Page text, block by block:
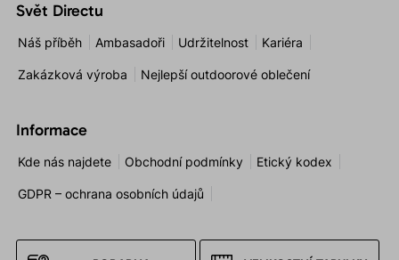
Svět Directu
Náš příběh Ambasadoři Udržitelnost Kariéra
Zakázková výroba Nejlepší outdoorové oblečení
Informace
Kde nás najdete Obchodní podmínky Etický kodex
GDPR – ochrana osobních údajů